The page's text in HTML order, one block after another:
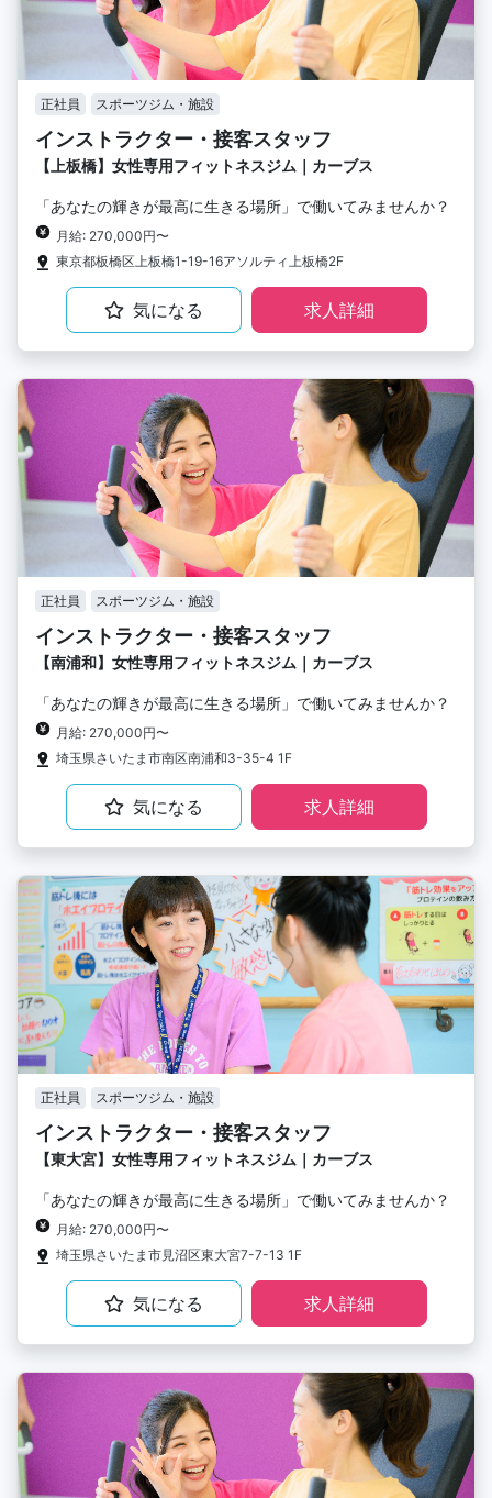
正社員 スポーツジム・施設
インストラクター・接客スタッフ
【上板橋】女性専用フィットネスジム｜カーブス
「あなたの輝きが最高に生きる場所」で働いてみませんか？
月給: 270,000円〜
東京都板橋区上板橋1-19-16アソルティ上板橋2F
気になる 求人詳細
正社員 スポーツジム・施設
インストラクター・接客スタッフ
【南浦和】女性専用フィットネスジム｜カーブス
「あなたの輝きが最高に生きる場所」で働いてみませんか？
月給: 270,000円〜
埼玉県さいたま市南区南浦和3-35-4 1F
気になる 求人詳細
正社員 スポーツジム・施設
インストラクター・接客スタッフ
【東大宮】女性専用フィットネスジム｜カーブス
「あなたの輝きが最高に生きる場所」で働いてみませんか？
月給: 270,000円〜
埼玉県さいたま市見沼区東大宮7-7-13 1F
気になる 求人詳細